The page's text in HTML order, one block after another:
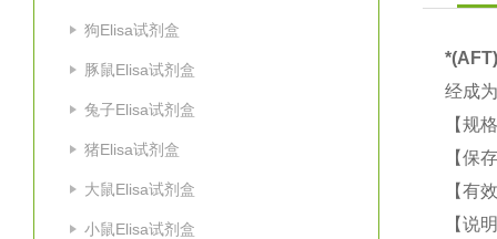
狗Elisa试剂盒
豚鼠Elisa试剂盒
兔子Elisa试剂盒
猪Elisa试剂盒
大鼠Elisa试剂盒
小鼠Elisa试剂盒
经成
【规
【保
【有
【说